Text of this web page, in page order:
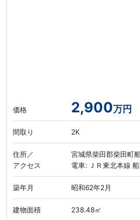
価格 2,900万円
間取り 2K
住所／
アクセス
宮城県柴田郡柴田町
電車: ＪＲ東北本線
築年月 昭和62年2月
建物面積 238.48㎡